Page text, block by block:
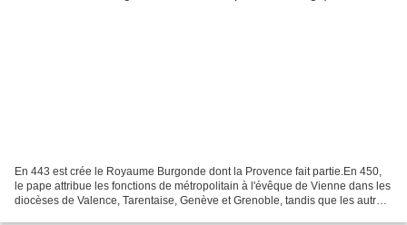
En 443 est crée le Royaume Burgonde dont la Provence fait partie.En 450,
le pape attribue les fonctions de métropolitain à l'évêque de Vienne dans les
diocèses de Valence, Tarentaise, Genève et Grenoble, tandis que les autres